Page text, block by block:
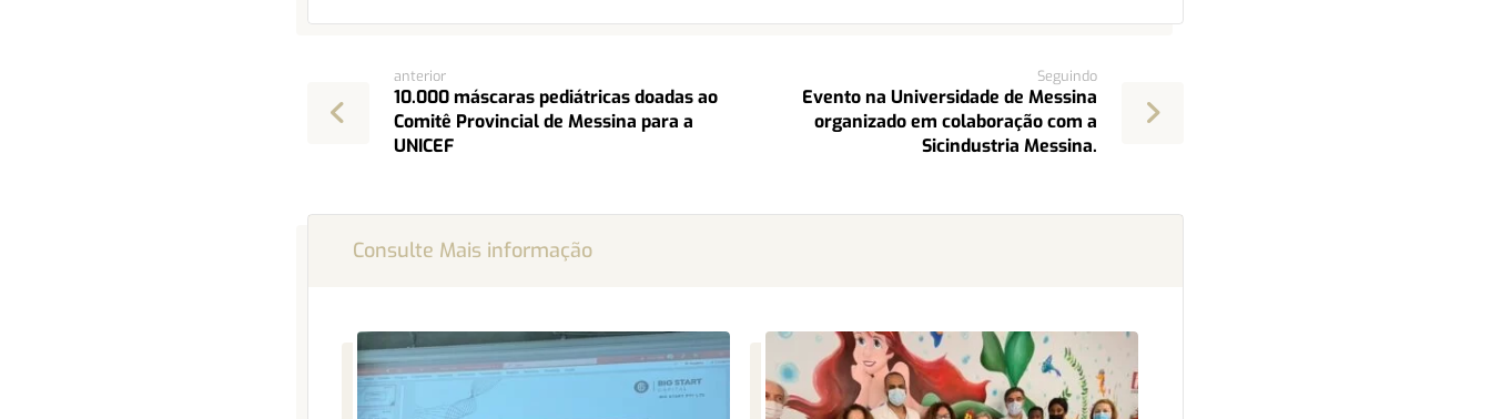
anterior
10.000 máscaras pediátricas doadas ao
Comitê Provincial de Messina para a
UNICEF
Seguindo
Evento na Universidade de Messina
organizado em colaboração com a
Sicindustria Messina.
Consulte Mais informação